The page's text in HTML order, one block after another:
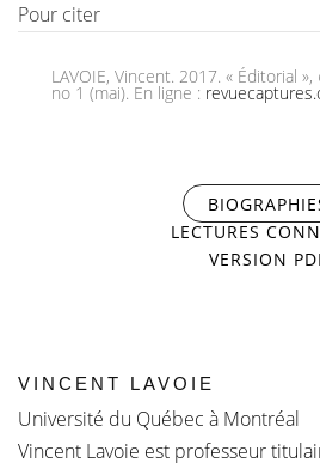
Pour citer
LAVOIE, Vincent. 2017. « Éditorial »,
no 1 (mai). En ligne :
LECTURES
VERSION
VINCENT LAVOIE
Université du Québec à Montréal
Vincent Lavoie est professeur